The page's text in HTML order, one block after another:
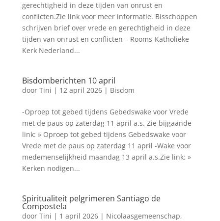
gerechtigheid in deze tijden van onrust en
conflicten.Zie link voor meer informatie. Bisschoppen
schrijven brief over vrede en gerechtigheid in deze
tijden van onrust en conflicten – Rooms-Katholieke
Kerk Nederland...
Bisdomberichten 10 april
door Tini | 12 april 2026| Bisdom
-Oproep tot gebed tijdens Gebedswake voor Vrede
met de paus op zaterdag 11 april a.s. Zie bijgaande
link: » Oproep tot gebed tijdens Gebedswake voor
Vrede met de paus op zaterdag 11 april -Wake voor
medemenselijkheid maandag 13 april a.s.Zie link: »
Kerken nodigen...
Spiritualiteit pelgrimeren Santiago de
Compostela
door Tini | 1 april 2026| Nicolaasgemeenschap,